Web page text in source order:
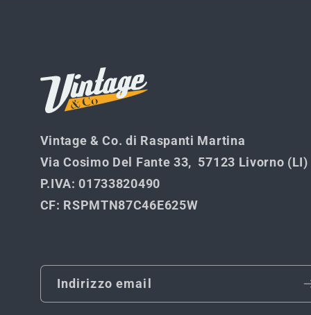
Vintage & Co. di Raspanti Martina
Via Cosimo Del Fante 33, 57123 Livorno (LI)
P.IVA: 01733820490
CF: RSPMTN87C46E625W
Indirizzo email